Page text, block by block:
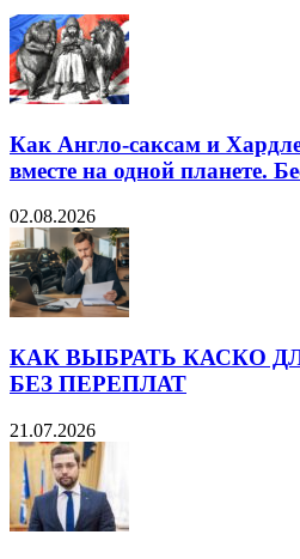
Как Англо-саксам и
вместе на одной планете.
02.08.2026
КАК ВЫБРАТЬ КАСКО
БЕЗ ПЕРЕПЛАТ
21.07.2026